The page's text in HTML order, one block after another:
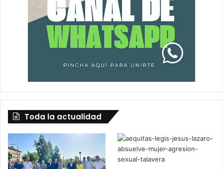
Toda la actualidad